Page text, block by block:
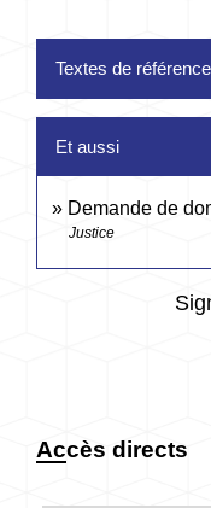
Textes de référence
Et aussi
Demande de
Justice
Accès directs